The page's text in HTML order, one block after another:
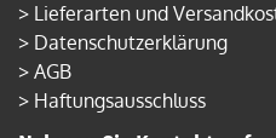
> Lieferarten und
> Datenschutzerklärung
> AGB
> Haftungsausschluss